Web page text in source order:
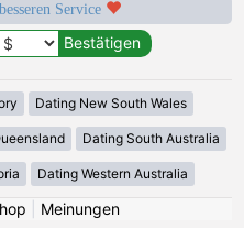
Service
Dating New South Wales
Dating South Australia
Dating Western Australia
Meinungen